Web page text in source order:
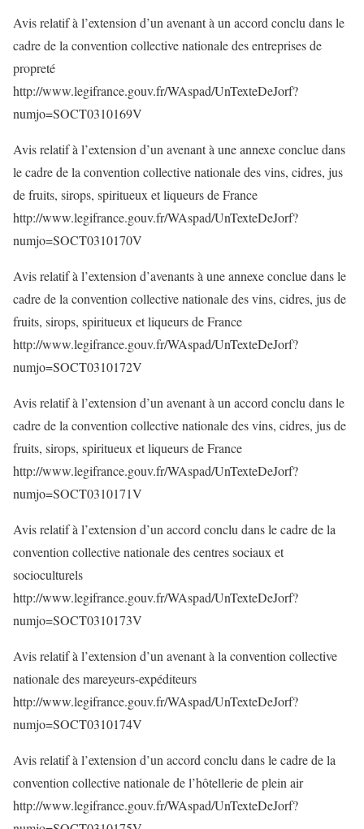
Avis relatif à l’extension d’un avenant à un accord conclu dans le
cadre de la convention collective nationale des entreprises de
propreté
http://www.legifrance.gouv.fr/WAspad/UnTexteDeJorf?
numjo=SOCT0310169V
Avis relatif à l’extension d’un avenant à une annexe conclue dans
le cadre de la convention collective nationale des vins, cidres, jus
de fruits, sirops, spiritueux et liqueurs de France
http://www.legifrance.gouv.fr/WAspad/UnTexteDeJorf?
numjo=SOCT0310170V
Avis relatif à l’extension d’avenants à une annexe conclue dans le
cadre de la convention collective nationale des vins, cidres, jus de
fruits, sirops, spiritueux et liqueurs de France
http://www.legifrance.gouv.fr/WAspad/UnTexteDeJorf?
numjo=SOCT0310172V
Avis relatif à l’extension d’un avenant à un accord conclu dans le
cadre de la convention collective nationale des vins, cidres, jus de
fruits, sirops, spiritueux et liqueurs de France
http://www.legifrance.gouv.fr/WAspad/UnTexteDeJorf?
numjo=SOCT0310171V
Avis relatif à l’extension d’un accord conclu dans le cadre de la
convention collective nationale des centres sociaux et
socioculturels
http://www.legifrance.gouv.fr/WAspad/UnTexteDeJorf?
numjo=SOCT0310173V
Avis relatif à l’extension d’un avenant à la convention collective
nationale des mareyeurs-expéditeurs
http://www.legifrance.gouv.fr/WAspad/UnTexteDeJorf?
numjo=SOCT0310174V
Avis relatif à l’extension d’un accord conclu dans le cadre de la
convention collective nationale de l’hôtellerie de plein air
http://www.legifrance.gouv.fr/WAspad/UnTexteDeJorf?